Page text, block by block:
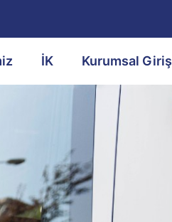
İK Kurumsal Giriş